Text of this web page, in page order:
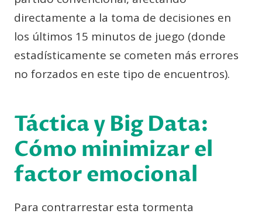
directamente a la toma de decisiones en
los últimos 15 minutos de juego (donde
estadísticamente se cometen más errores
no forzados en este tipo de encuentros).
Táctica y Big Data:
Cómo minimizar el
factor emocional
Para contrarrestar esta tormenta